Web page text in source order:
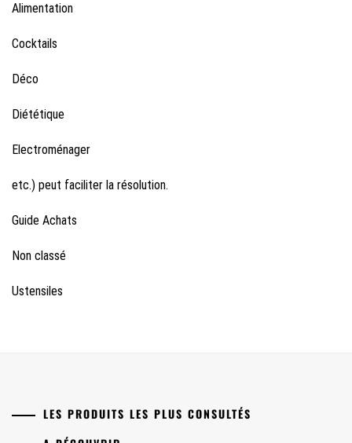
Alimentation
Cocktails
Déco
Diététique
Electroménager
etc.) peut faciliter la résolution.
Guide Achats
Non classé
Ustensiles
LES PRODUITS LES PLUS CONSULTÉS